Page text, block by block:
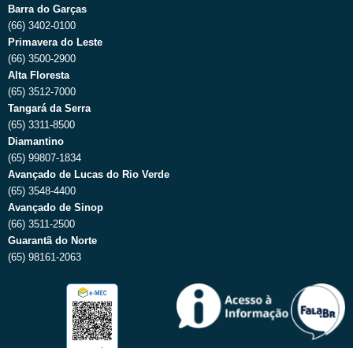
Barra do Garças
(66) 3402-0100
Primavera do Leste
(66) 3500-2900
Alta Floresta
(65) 3512-7000
Tangará da Serra
(65) 3311-8500
Diamantino
(65) 99807-1834
Avançado de Lucas do Rio Verde
(65) 3548-4400
Avançado de Sinop
(66) 3511-2500
Guarantã do Norte
(65) 98161-2063